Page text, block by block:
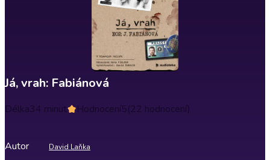
Já, vrah: Fabiánová
Délka34 minut Hodnocení5(22 hodnocení)
Autor David Laňka